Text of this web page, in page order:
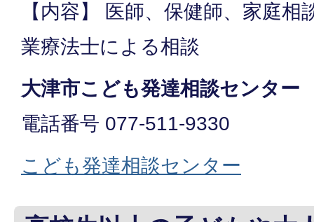
【内容】 医師、保健師、家庭
業療法士による相談
大津市こども発達相談センター
電話番号 077-511-9330
こども発達相談センター